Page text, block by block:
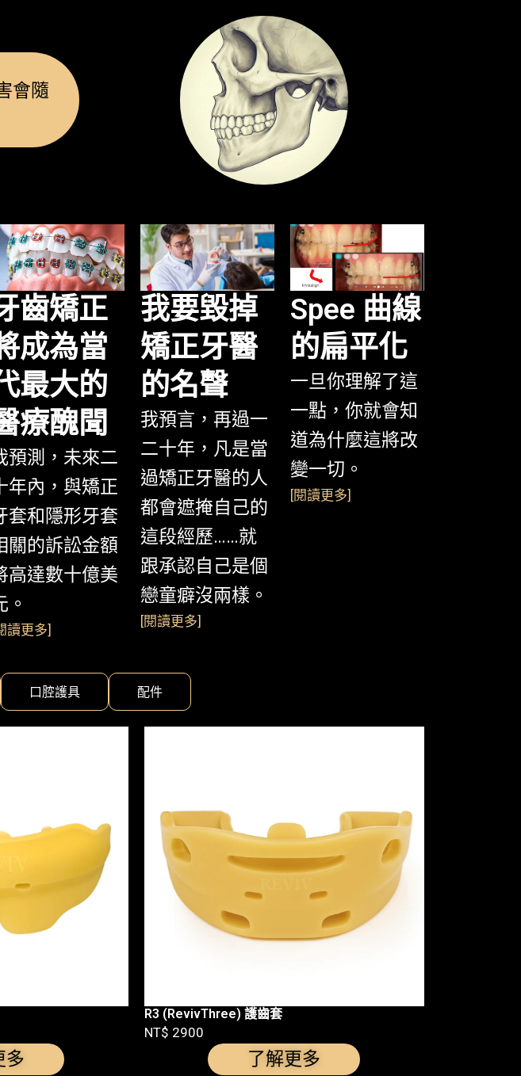
會隨
齒矯正
成為當
最大的
療醜聞
預測，未來二
年內，與矯正
套和隱形牙套
關的訴訟金額
高達數十億美
。
讀更多]
我要毀掉
矯正牙醫
的名聲
我預言，再過一
二十年，凡是當
過矯正牙醫的人
都會遮掩自己的
這段經歷……就
跟承認自己是個
戀童癖沒兩樣。
[閱讀更多]
Spee 曲線
的扁平化
一旦你理解了這
一點，你就會知
道為什麼這將改
變一切。
[閱讀更多]
口腔護具 配件
多
R3 (RevivThree) 護齒套
NT$ 2900
了解更多